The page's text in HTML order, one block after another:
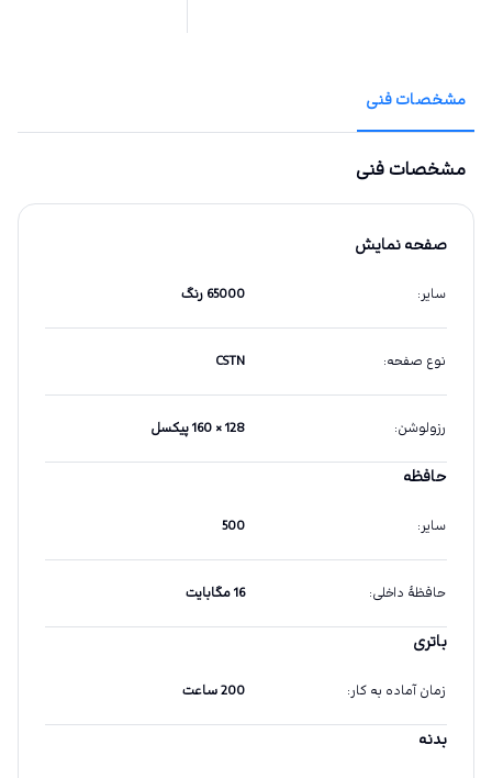
مشخصات فنی
مشخصات فنی
صفحه نمایش
سایر: 65000 رنگ
نوع صفحه:
CSTN
رزولوشن: 128 × 160 پیکسل
حافظه
سایر:
500
حافظهٔ داخلی: 16 مگابایت
باتری
زمان آماده به کار: 200 ساعت
بدنه